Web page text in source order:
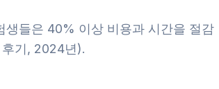
생들은 40% 이상 비용과 시간을 절감
기, 2024년).